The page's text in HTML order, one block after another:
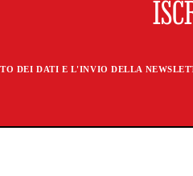
DEI DATI E L'INVIO DELLA